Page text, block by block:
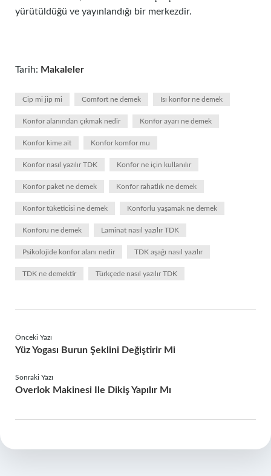
yürütüldüğü ve yayınlandığı bir merkezdir.
Tarih: Makaleler
Cip mi jip mi Comfort ne demek Isı konfor ne demek
Konfor alanından çıkmak nedir Konfor ayarı ne demek
Konfor kime ait Konfor komfor mu
Konfor nasıl yazılır TDK Konfor ne için kullanılır
Konfor paket ne demek Konfor rahatlık ne demek
Konfor tüketicisi ne demek Konforlu yaşamak ne demek
Konforu ne demek Laminat nasıl yazılır TDK
Psikolojide konfor alanı nedir TDK aşağı nasıl yazılır
TDK ne demektir Türkçede nasıl yazılır TDK
Önceki Yazı
Yüz Yogası Burun Şeklini Değiştirir Mi
Sonraki Yazı
Overlok Makinesi Ile Dikiş Yapılır Mı